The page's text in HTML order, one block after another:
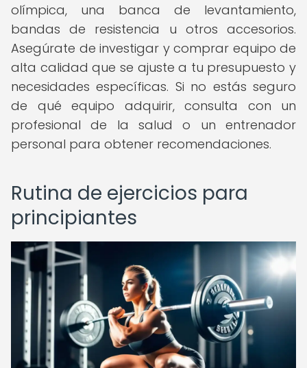
olímpica, una banca de levantamiento,
bandas de resistencia u otros accesorios.
Asegúrate de investigar y comprar equipo de
alta calidad que se ajuste a tu presupuesto y
necesidades específicas. Si no estás seguro
de qué equipo adquirir, consulta con un
profesional de la salud o un entrenador
personal para obtener recomendaciones.
Rutina de ejercicios para
principiantes